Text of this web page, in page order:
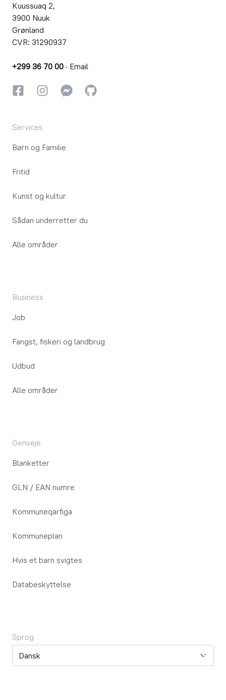
Kuussuaq 2,
3900 Nuuk
Grønland
CVR: 31290937
+299 36 70 00 · Email
FacebookInstagramInstagram
GitHub
Services
Børn og Familie
Fritid
Kunst og kultur
Sådan underretter du
Alle områder
Business
Job
Fangst, fiskeri og landbrug
Udbud
Alle områder
Genveje
Blanketter
GLN / EAN numre
Kommuneqarfiga
Kommuneplan
Hvis et barn svigtes
Databeskyttelse
Sprog
Sprog